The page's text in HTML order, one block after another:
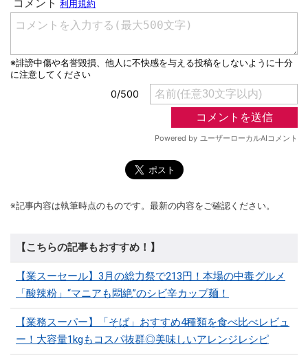
※記事内容は執筆時点のものです。最新の内容をご確認ください。
【こちらの記事もおすすめ！】
【業スーセール】3月の総力祭で213円！本場の中毒グルメ
「酸辣粉」“マニアも悶絶”のシビ辛カップ麺！
【業務スーパー】「そば」おすすめ4種類を食べ比べレビュ
ー！大容量1kgもコスパ抜群◎美味しいアレンジレシピ